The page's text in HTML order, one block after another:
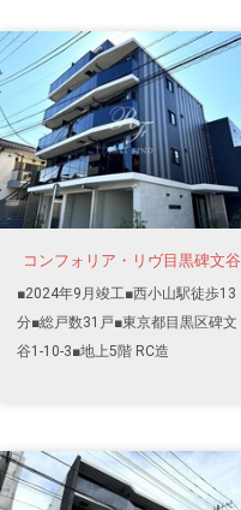
コンフォリア・リヴ目黒碑文谷
■2024年9月竣工■西小山駅徒歩13
分■総戸数31戸■東京都目黒区碑文
谷1-10-3■地上5階 RC造